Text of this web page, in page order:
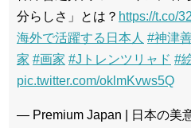
分らしさ」とは？ https://t.co/
海外で活躍する日本人 #神津
家 #画家 #Jトレンツリャド #
pic.twitter.com/oklmKvws5Q
— Premium Japan | 日本の美